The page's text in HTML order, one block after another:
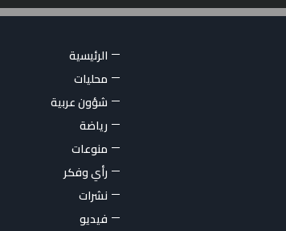
الرئيسية
محليات
شؤون عربية
رياضة
منوعات
رأي وفكر
نشرات
فيديو